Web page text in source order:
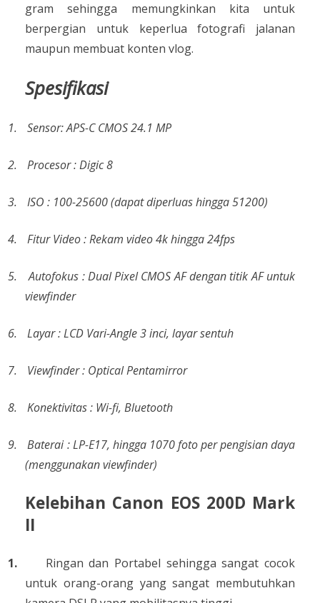
gram sehingga memungkinkan kita untuk
berpergian untuk keperlua fotografi jalanan
maupun membuat konten vlog.
Spesifikasi
1. Sensor: APS-C CMOS 24.1 MP
2. Procesor : Digic 8
3. ISO : 100-25600 (dapat diperluas hingga 51200)
4. Fitur Video : Rekam video 4k hingga 24fps
5.
Autofokus : Dual Pixel CMOS AF dengan titik AF untuk
viewfinder
6. Layar : LCD Vari-Angle 3 inci, layar sentuh
7. Viewfinder : Optical Pentamirror
8. Konektivitas : Wi-fi, Bluetooth
9.
Baterai : LP-E17, hingga 1070 foto per pengisian daya
(menggunakan viewfinder)
Kelebihan Canon EOS 200D Mark
II
1.
Ringan dan Portabel sehingga sangat cocok
untuk orang-orang yang sangat membutuhkan